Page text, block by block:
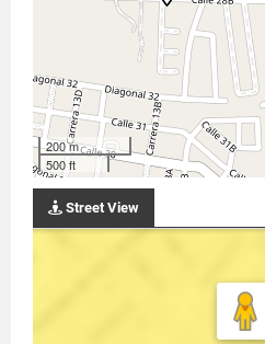
+573106515124
200 m
500 ft
Street View